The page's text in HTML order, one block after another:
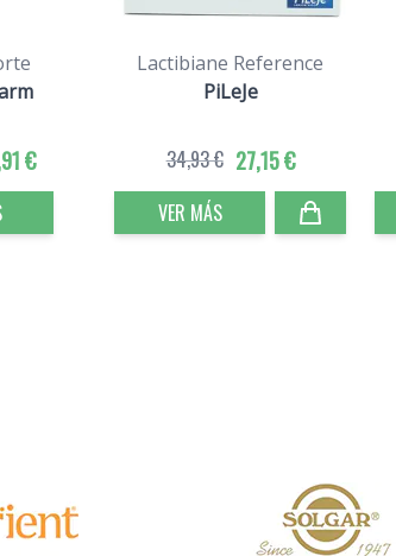
€
Lactibiane Reference
PiLeJe
27,15 €
34,93 €
VER MÁS